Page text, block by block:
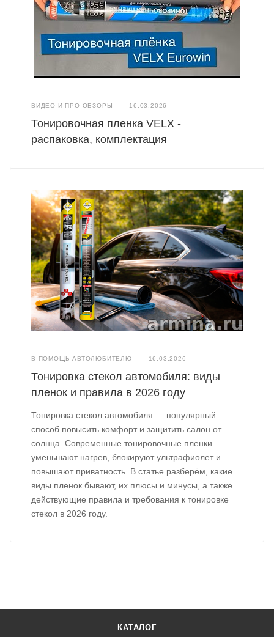
ВИДЕО И ПРО-ОБЗОРЫ — 16.03.2026
Тонировочная пленка VELX -
распаковка, комплектация
В ПОМОЩЬ АВТОЛЮБИТЕЛЮ — 16.03.2026
Тонировка стекол автомобиля: виды
пленок и правила в 2026 году
Тонировка стекол автомобиля — популярный
способ повысить комфорт и защитить салон от
солнца. Современные тонировочные пленки
уменьшают нагрев, блокируют ультрафиолет и
повышают приватность. В статье разберём, какие
виды пленок бывают, их плюсы и минусы, а также
действующие правила и требования к тонировке
стекол в 2026 году.
КАТАЛОГ